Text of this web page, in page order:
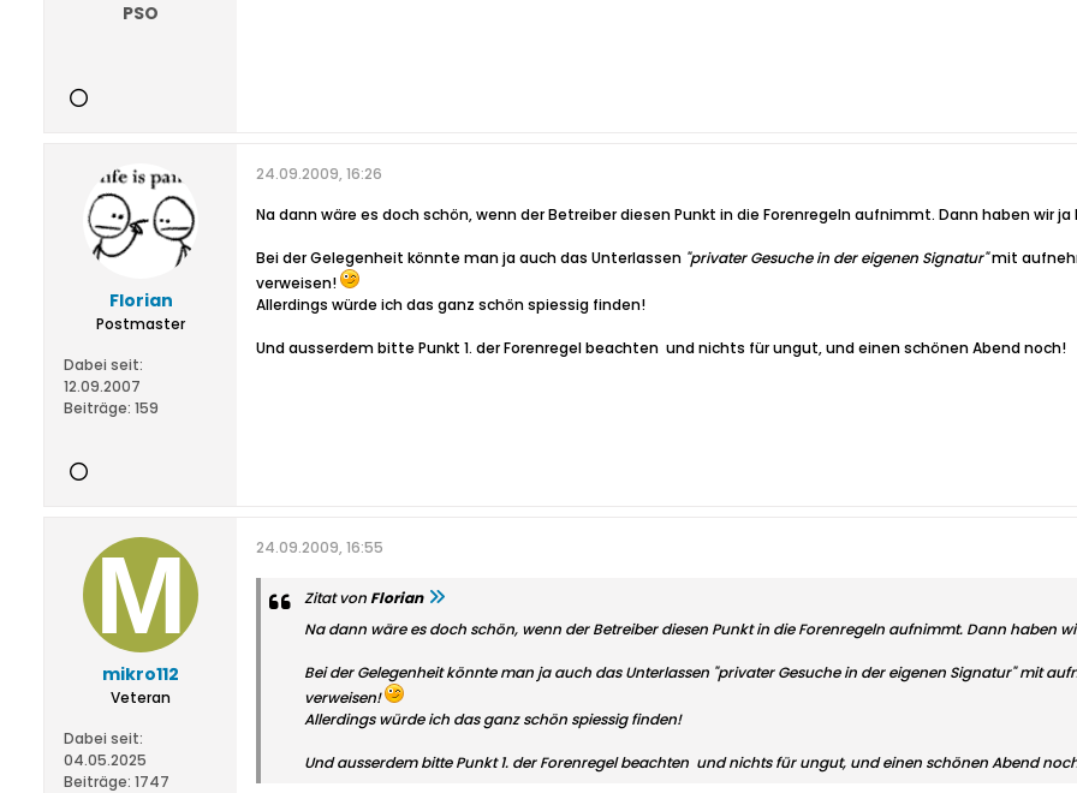
PSO
Florian
Postmaster
Dabei seit:
12.09.2007
Beiträge: 159
24.09.2009, 16:26
Na dann wäre es doch schön, wenn der Betreiber diesen Punkt in die Forenregeln aufnimmt. Dann haben wir
Bei der Gelegenheit könnte man ja auch das Unterlassen "privater Gesuche in der eigenen Signatur"mit
verweisen!
Allerdings würde ich das ganz schön spiessig finden!
Und ausserdem bitte Punkt 1. der Forenregel beachten und nichts für ungut, und einen schönen Abend noch!
mikro112
Veteran
Dabei seit:
04.05.2025
Beiträge: 1747
24.09.2009, 16:55
Zitat vonFlorian
Na dann wäre es doch schön, wenn der Betreiber diesen Punkt in die Forenregeln aufnimmt. Dann haben
Bei der Gelegenheit könnte man ja auch das Unterlassen "privater Gesuche in der eigenen Signatur"mit
verweisen!
Allerdings würde ich das ganz schön spiessig finden!
Und ausserdem bitte Punkt 1. der Forenregel beachten und nichts für ungut, und einen schönen Abend